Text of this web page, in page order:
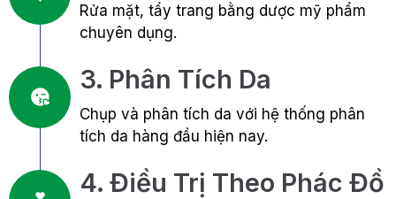
Rửa mặt, tẩy trang bằng dược mỹ phẩm
chuyên dụng.
3. Phân Tích Da
Chụp và phân tích da với hệ thống phân
tích da hàng đầu hiện nay.
4. Điều Trị Theo Phác Đồ